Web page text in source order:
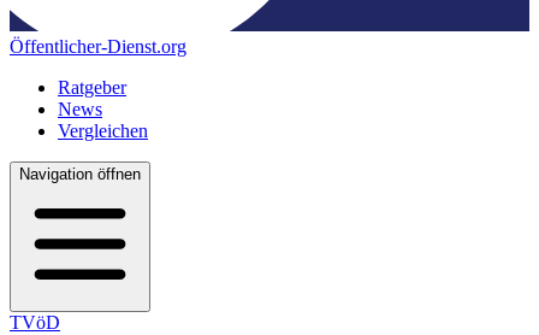
Öffentlicher-Dienst.org
Ratgeber
News
Vergleichen
Navigation öffnen
TVöD